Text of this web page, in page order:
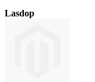
Lasdop